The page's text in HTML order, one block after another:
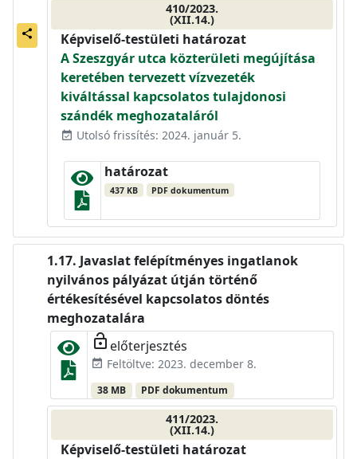
share
410/2023.
(XII.14.)
Képviselő-testületi határozat
A Szeszgyár utca közterületi megújítása
keretében tervezett vízvezeték
kiváltással kapcsolatos tulajdonosi
szándék meghozataláról
event_available Utolsó frissítés: 2024. január 5.
határozat
437 KB PDF dokumentum
Javaslat felépítményes ingatlanok
nyilvános pályázat útján történő
értékesítésével kapcsolatos döntés
meghozatalára
lock_open előterjesztés
event_available Feltöltve: 2023. december 8.
38 MB PDF dokumentum
411/2023.
(XII.14.)
Képviselő-testületi határozat